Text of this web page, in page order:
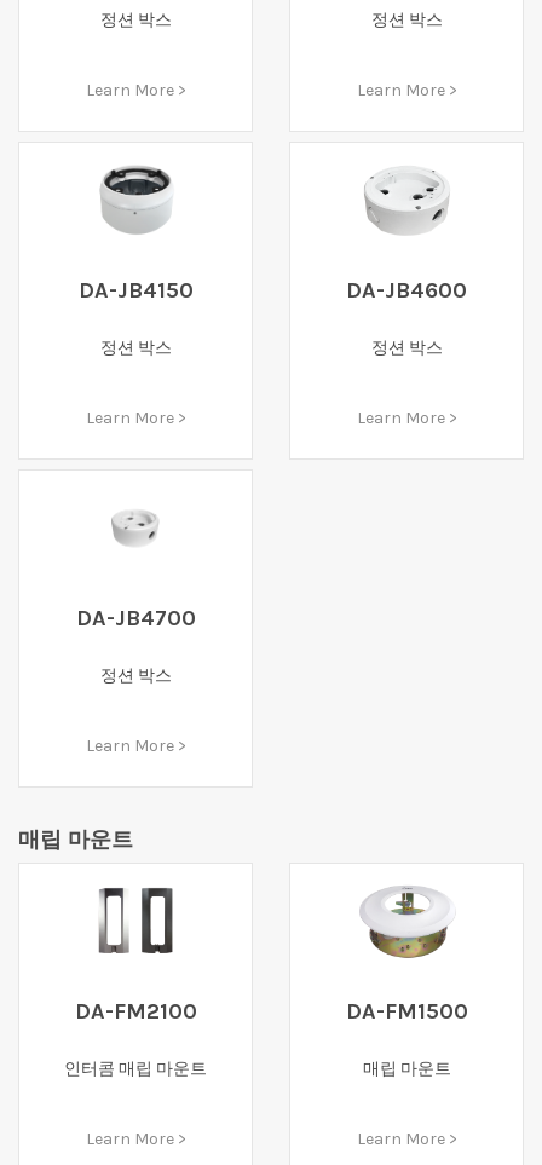
정션 박스
Learn More >
정션 박스
Learn More >
DA-JB4150
정션 박스
Learn More >
DA-JB4600
정션 박스
Learn More >
DA-JB4700
정션 박스
Learn More >
매립 마운트
DA-FM2100
인터콤 매립 마운트
Learn More >
DA-FM1500
매립 마운트
Learn More >